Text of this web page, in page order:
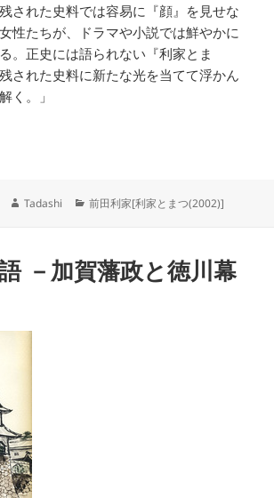
された史料では容易に『顔』を見せな
性たちが、ドラマや小説では鮮やかに
。正史には語られない『利家とま
された史料に新たな光を当てて浮かん
く。」
文華 2002春 第11号 特集「ハイカラな都
作
Tadashi
カ
ー
前田利家[利家とまつ(2002)]
－加賀藩政と徳川幕